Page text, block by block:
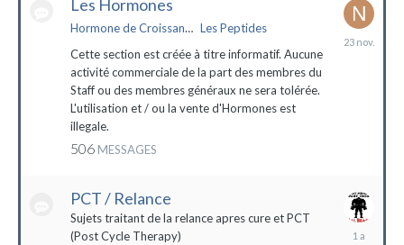
Les Hormones
Hormone de Croissance (HGH) Les Peptides
Cette section est créée à titre informatif. Aucune
activité commerciale de la part des membres du
Staff ou des membres généraux ne sera tolérée.
L'utilisation et / ou la vente d'Hormones est
illegale.
506 MESSAGES
23
PCT / Relance
Sujets traitant de la relance apres cure et PCT
(Post Cycle Therapy)
13